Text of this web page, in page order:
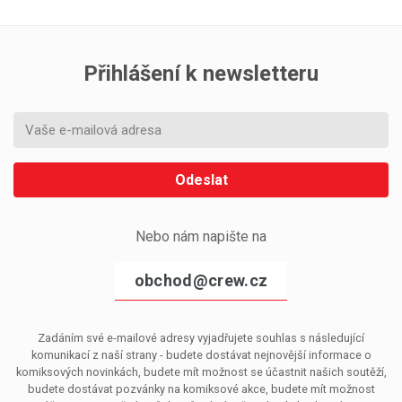
Přihlášení k newsletteru
Odeslat
Nebo nám napište na
obchod@crew.cz
Zadáním své e-mailové adresy vyjadřujete souhlas s následující
komunikací z naší strany - budete dostávat nejnovější informace o
komiksových novinkách, budete mít možnost se účastnit našich soutěží,
budete dostávat pozvánky na komiksové akce, budete mít možnost